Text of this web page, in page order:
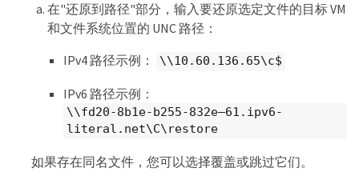
在"还原到路径"部分，输入要还原选定文件的目标 VM
和文件系统位置的 UNC 路径：
IPv4 路径示例：
\\10.60.136.65\c$
IPv6 路径示例：
\\fd20-8b1e-b255-832e—​61.ipv6-
literal.net\C\restore
如果存在同名文件，您可以选择覆盖或跳过它们。